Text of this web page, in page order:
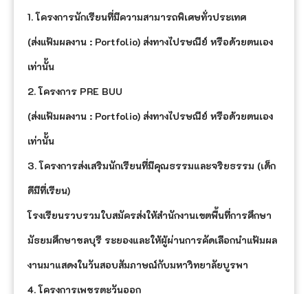
1. โครงการนักเรียนที่มีความสามารถพิเศษทั่วประเทศ
(ส่งแฟ้มผลงาน : Portfolio) ส่งทางไปรษณีย์ หรือด้วยตนเอง
เท่านั้น
2. โครงการ PRE BUU
(ส่งแฟ้มผลงาน : Portfolio) ส่งทางไปรษณีย์ หรือด้วยตนเอง
เท่านั้น
3. โครงการส่งเสริมนักเรียนที่มีคุณธรรมและจริยธรรม (เด็ก
ดีมีที่เรียน)
โรงเรียนรวบรวมใบสมัครส่งให้สำนักงานเขตพื้นที่การศึกษา
มัธยมศึกษาชลบุรี ระยองและให้ผู้ผ่านการคัดเลือกนำแฟ้มผล
งานมาแสดงในวันสอบสัมภาษณ์กับมหาวิทยาลัยบูรพา
4. โครงการเพชรตะวันออก